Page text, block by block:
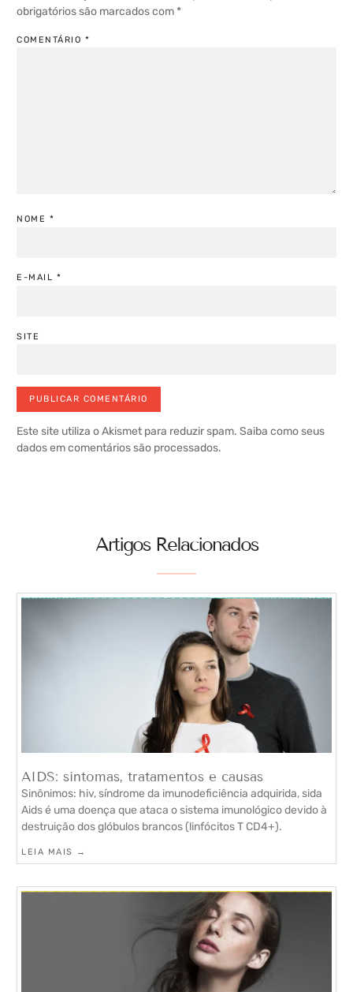
obrigatórios são marcados com *
COMENTÁRIO *
NOME *
E-MAIL *
SITE
Este site utiliza o Akismet para reduzir spam. Saiba como seus
dados em comentários são processados.
Artigos Relacionados
AIDS: sintomas, tratamentos e causas
Sinônimos: hiv, síndrome da imunodeficiência adquirida, sida
Aids é uma doença que ataca o sistema imunológico devido à
destruição dos glóbulos brancos (linfócitos T CD4+).
LEIA MAIS →